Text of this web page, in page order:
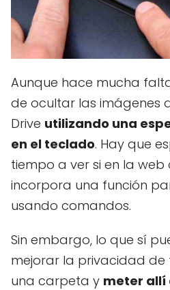
Aunque hace mucha
de ocultar las imágenes
Drive utilizando una
en el teclado. Hay que
tiempo a ver si en la web
incorpora una función
usando comandos.
Sin embargo, lo que sí
mejorar la privacidad de
una carpeta y meter allí